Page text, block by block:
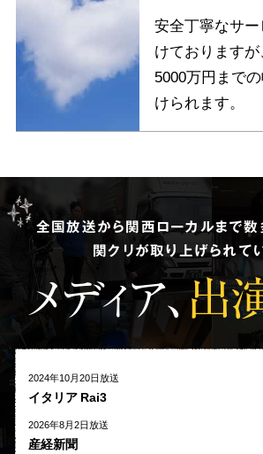
安全丁寧なサ
けておりますが
5000万円まで
けられます。
全国放送から関西ローカルまで数
関クリが取り上げられて
メディア、出
2024年10月20日放送
イタリア Rai3
2026年8月2日放送
産経新聞